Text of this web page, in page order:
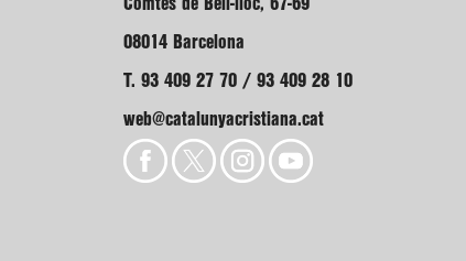
Comtes de Bell-lloc, 67-69
08014 Barcelona
T. 93 409 27 70 / 93 409 28 10
web@catalunyacristiana.cat